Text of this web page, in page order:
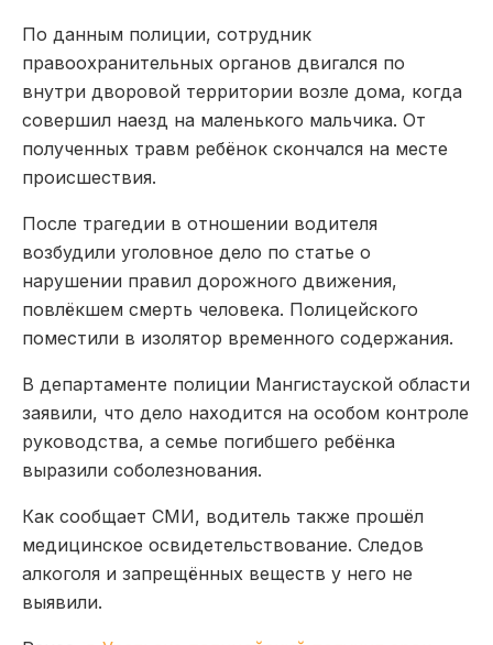
По данным полиции, сотрудник
правоохранительных органов двигался по
внутри дворовой территории возле дома, когда
совершил наезд на маленького мальчика. От
полученных травм ребёнок скончался на месте
происшествия.
После трагедии в отношении водителя
возбудили уголовное дело по статье о
нарушении правил дорожного движения,
повлёкшем смерть человека. Полицейского
поместили в изолятор временного содержания.
В департаменте полиции Мангистауской области
заявили, что дело находится на особом контроле
руководства, а семье погибшего ребёнка
выразили соболезнования.
Как сообщает СМИ, водитель также прошёл
медицинское освидетельствование. Следов
алкоголя и запрещённых веществ у него не
выявили.